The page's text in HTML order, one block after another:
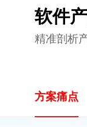
软件
精准剖析
方案痛点